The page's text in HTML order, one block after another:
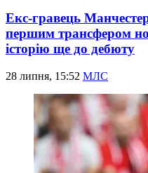
Екс-гравець
першим трансфером
історію ще до дебюту
28 липня, 15:52 МЛС